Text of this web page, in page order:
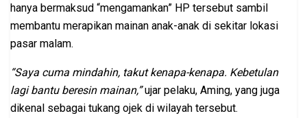
hanya bermaksud “mengamankan” HP tersebut sambil
membantu merapikan mainan anak-anak di sekitar lokasi
pasar malam.
“Saya cuma mindahin, takut kenapa-kenapa. Kebetulan
lagi bantu beresin mainan,”ujar pelaku, Aming, yang juga
dikenal sebagai tukang ojek di wilayah tersebut.